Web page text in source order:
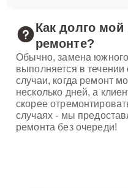
Как долго мой
ремонте?
Обычно, замена южного
выполняется в
случаи, когда ремонт
несколько дней, а
скорее
случаях - мы
ремонта без очереди!